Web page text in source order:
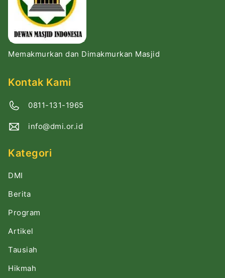
Memakmurkan dan Dimakmurkan Masjid
Kontak Kami
0811-131-1965
info@dmi.or.id
Kategori
DMI
Berita
Program
Artikel
Tausiah
Hikmah